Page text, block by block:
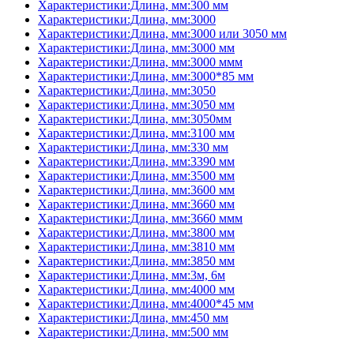
Характеристики:Длина, мм:300 мм
Характеристики:Длина, мм:3000
Характеристики:Длина, мм:3000 или 3050 мм
Характеристики:Длина, мм:3000 мм
Характеристики:Длина, мм:3000 ммм
Характеристики:Длина, мм:3000*85 мм
Характеристики:Длина, мм:3050
Характеристики:Длина, мм:3050 мм
Характеристики:Длина, мм:3050мм
Характеристики:Длина, мм:3100 мм
Характеристики:Длина, мм:330 мм
Характеристики:Длина, мм:3390 мм
Характеристики:Длина, мм:3500 мм
Характеристики:Длина, мм:3600 мм
Характеристики:Длина, мм:3660 мм
Характеристики:Длина, мм:3660 ммм
Характеристики:Длина, мм:3800 мм
Характеристики:Длина, мм:3810 мм
Характеристики:Длина, мм:3850 мм
Характеристики:Длина, мм:3м, 6м
Характеристики:Длина, мм:4000 мм
Характеристики:Длина, мм:4000*45 мм
Характеристики:Длина, мм:450 мм
Характеристики:Длина, мм:500 мм